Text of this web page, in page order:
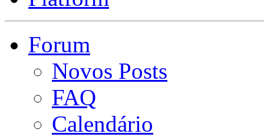
Forum
Novos Posts
FAQ
Calendário